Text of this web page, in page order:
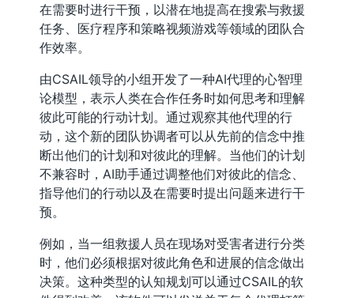
在需要时进行干预，以潜在地提高在搜索与救援
任务、医疗程序和策略视频游戏等领域的团队合
作效率。
由CSAIL领导的小组开发了一种AI代理的心智理
论模型，表示人类在合作任务时如何思考和理解
彼此可能的行动计划。通过观察其他代理的行
动，这个新的团队协调者可以从先前的信念中推
断出他们的计划和对彼此的理解。当他们的计划
不兼容时，AI助手通过调整他们对彼此的信念、
指导他们的行动以及在需要时提出问题来进行干
预。
例如，当一组救援人员在现场对受害者进行分类
时，他们必须根据对彼此角色和进展的信念做出
决策。这种类型的认知规划可以通过CSAIL的软